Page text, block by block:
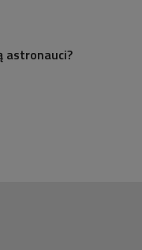
astronauci?